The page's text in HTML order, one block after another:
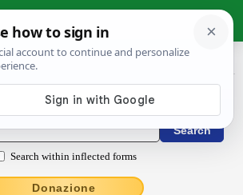
› grăvĭtās
/ Conjugations latin
Search within inflected forms
Donazione